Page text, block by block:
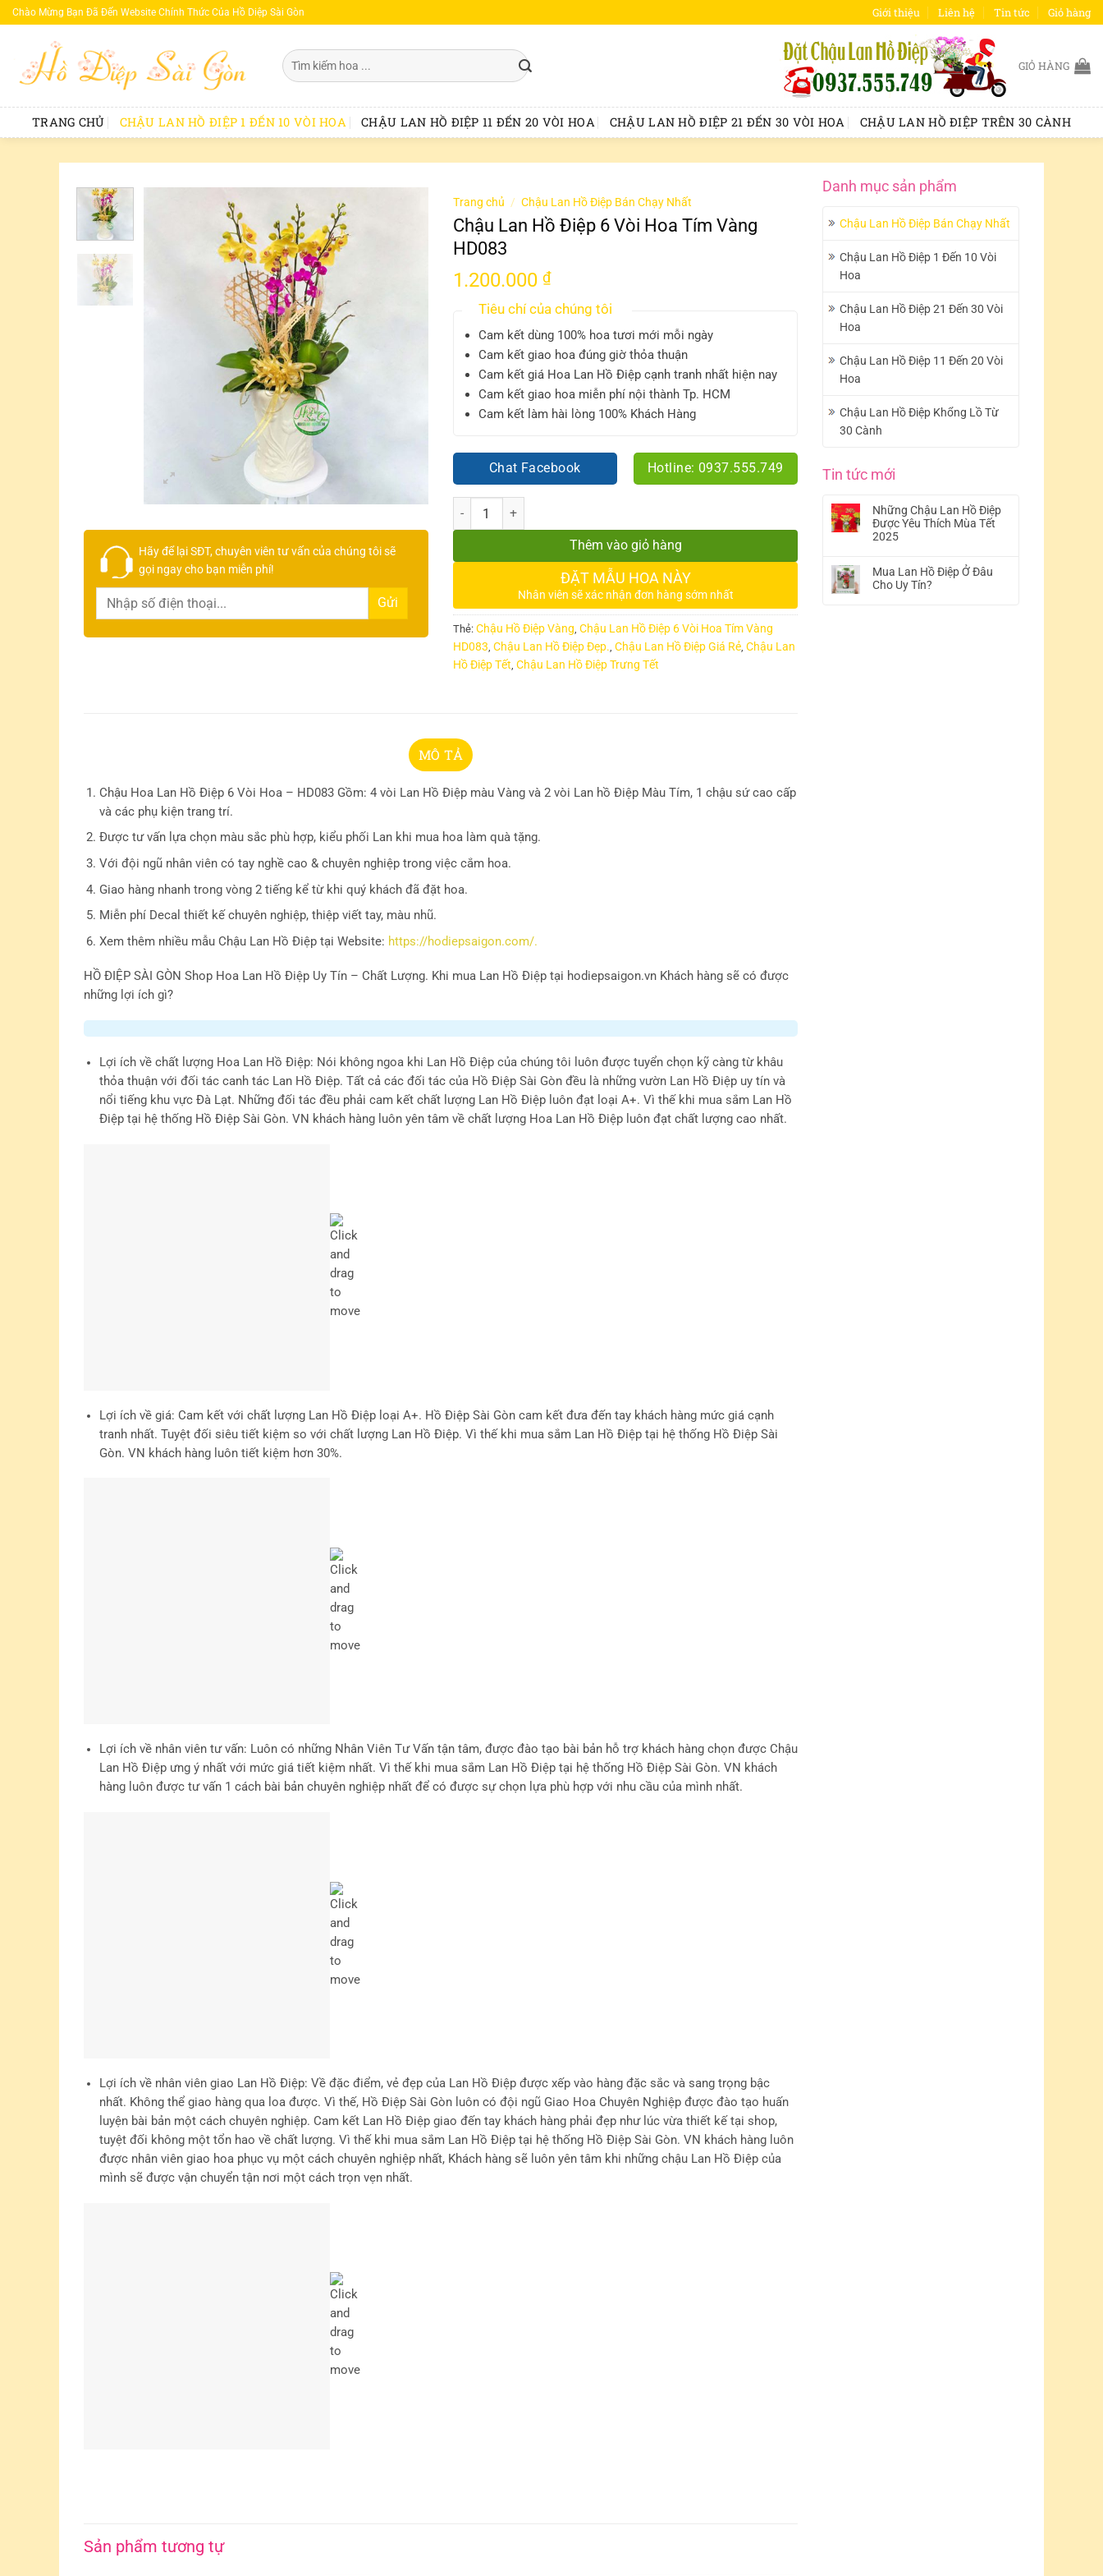
Bỏ
qua
dung
Chào Mừng Bạn Đã Đến Website Chính Thức Của Hồ Diệp Sài Gòn Giới thiệu Liên hệ Tin tức Giỏ hàng
Tìm
kiếm:
GIỎ HÀNG
TRANG CHỦ CHẬU LAN HỒ ĐIỆP 1 ĐẾN 10 VÒI HOA CHẬU LAN HỒ ĐIỆP 11 ĐẾN 20 VÒI HOA CHẬU LAN HỒ ĐIỆP 21 ĐẾN 30 VÒI HOA CHẬU LAN HỒ ĐIỆP TRÊN 30 CÀNH
Danh mục sản phẩm
Chậu Lan Hồ Điệp Bán Chạy Nhất
Chậu Lan Hồ Điệp 1 Đến 10 Vòi
Hoa
Chậu Lan Hồ Điệp 21 Đến 30 Vòi
Hoa
Chậu Lan Hồ Điệp 11 Đến 20 Vòi
Hoa
Chậu Lan Hồ Điệp Khổng Lồ Từ
30 Cành
Tin tức mới
Những Chậu Lan Hồ Điệp
Được Yêu Thích Mùa Tết
2025
Mua Lan Hồ Điệp Ở Đâu
Cho Uy Tín?
Hãy để lạiSĐT, chuyên viên tư vấn của chúng tôi sẽ
gọi ngay cho bạn miễn phí!
Trang chủ / Chậu Lan Hồ Điệp Bán Chạy Nhất
Chậu Lan Hồ Điệp 6 Vòi Hoa Tím Vàng
HD083
1.200.000 ₫
Tiêu chí của chúng tôi
Cam kết dùng 100% hoa tươi mới mỗi ngày
Cam kết giao hoa đúng giờ thỏa thuận
Cam kết giá Hoa Lan Hồ Điệp cạnh tranh nhất hiện nay
Cam kết giao hoa miễn phí nội thành Tp. HCM
Cam kết làm hài lòng 100% Khách Hàng
Chat Facebook Hotline: 0937.555.749
Số lượng
Thêm vào giỏ hàng
ĐẶT MẪU HOA NÀY
Nhân viên sẽ xác nhận đơn hàng sớm nhất
Thẻ: Chậu Hồ Điệp Vàng, Chậu Lan Hồ Điệp 6 Vòi Hoa Tím Vàng
HD083, Chậu Lan Hồ Điệp Đẹp., Chậu Lan Hồ Điệp Giá Rẻ, Chậu Lan
Hồ Điệp Tết, Chậu Lan Hồ Điệp Trưng Tết
MÔ TẢ
Chậu Hoa Lan Hồ Điệp 6 Vòi Hoa – HD083 Gồm: 4 vòi Lan Hồ Điệp màu Vàng và 2 vòi Lan hồ Điệp Màu Tím, 1 chậu sứ cao cấp
và các phụ kiện trang trí.
Được tư vấn lựa chọn màu sắc phù hợp, kiểu phối Lan khi mua hoa làm quà tặng.
Với đội ngũ nhân viên có tay nghề cao & chuyên nghiệp trong việc cắm hoa.
Giao hàng nhanh trong vòng 2 tiếng kể từ khi quý khách đã đặt hoa.
Miễn phí Decal thiết kế chuyên nghiệp, thiệp viết tay, màu nhũ.
Xem thêm nhiều mẫu Chậu Lan Hồ Điệp tại Website: https://hodiepsaigon.com/.
HỒ ĐIỆP SÀI GÒN Shop Hoa Lan Hồ Điệp Uy Tín – Chất Lượng. Khi mua Lan Hồ Điệp tại hodiepsaigon.vn Khách hàng sẽ có được
những lợi ích gì?
Lợi ích về chất lượng Hoa Lan Hồ Điệp: Nói không ngoa khi Lan Hồ Điệp của chúng tôi luôn được tuyển chọn kỹ càng từ khâu
thỏa thuận với đối tác canh tác Lan Hồ Điệp. Tất cả các đối tác của Hồ Điệp Sài Gòn đều là những vườn Lan Hồ Điệp uy tín và
nổi tiếng khu vực Đà Lạt. Những đối tác đều phải cam kết chất lượng Lan Hồ Điệp luôn đạt loại A+. Vì thế khi mua sắm Lan Hồ
Điệp tại hệ thống Hồ Điệp Sài Gòn. VN khách hàng luôn yên tâm về chất lượng Hoa Lan Hồ Điệp luôn đạt chất lượng cao nhất.
Lợi ích về giá: Cam kết với chất lượng Lan Hồ Điệp loại A+. Hồ Điệp Sài Gòn cam kết đưa đến tay khách hàng mức giá cạnh
tranh nhất. Tuyệt đối siêu tiết kiệm so với chất lượng Lan Hồ Điệp. Vì thế khi mua sắm Lan Hồ Điệp tại hệ thống Hồ Điệp Sài
Gòn. VN khách hàng luôn tiết kiệm hơn 30%.
Lợi ích về nhân viên tư vấn: Luôn có những Nhân Viên Tư Vấn tận tâm, được đào tạo bài bản hỗ trợ khách hàng chọn được Chậu
Lan Hồ Điệp ưng ý nhất với mức giá tiết kiệm nhất. Vì thế khi mua sắm Lan Hồ Điệp tại hệ thống Hồ Điệp Sài Gòn. VN khách
hàng luôn được tư vấn 1 cách bài bản chuyên nghiệp nhất để có được sự chọn lựa phù hợp với nhu cầu của mình nhất.
Lợi ích về nhân viên giao Lan Hồ Điệp: Về đặc điểm, vẻ đẹp của Lan Hồ Điệp được xếp vào hàng đặc sắc và sang trọng bậc
nhất. Không thể giao hàng qua loa được. Vì thế, Hồ Điệp Sài Gòn luôn có đội ngũ Giao Hoa Chuyên Nghiệp được đào tạo huấn
luyện bài bản một cách chuyên nghiệp. Cam kết Lan Hồ Điệp giao đến tay khách hàng phải đẹp như lúc vừa thiết kế tại shop,
tuyệt đối không một tổn hao về chất lượng. Vì thế khi mua sắm Lan Hồ Điệp tại hệ thống Hồ Điệp Sài Gòn. VN khách hàng luôn
được nhân viên giao hoa phục vụ một cách chuyên nghiệp nhất, Khách hàng sẽ luôn yên tâm khi những chậu Lan Hồ Điệp của
mình sẽ được vận chuyển tận nơi một cách trọn vẹn nhất.
Sản phẩm tương tự